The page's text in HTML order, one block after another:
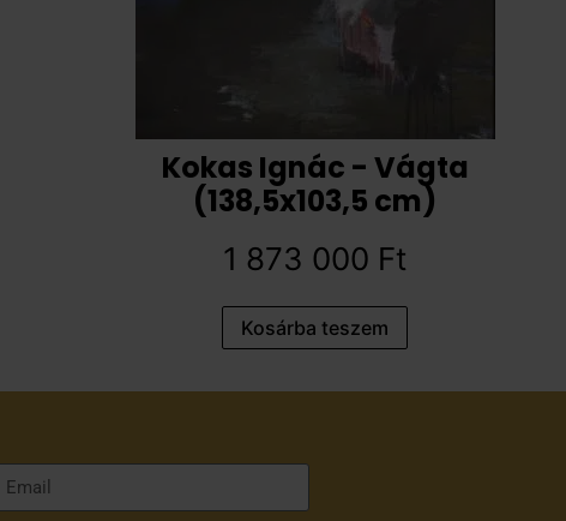
Kokas Ignác - Vágta
(138,5x103,5 cm)
1 873 000 Ft
Kosárba teszem